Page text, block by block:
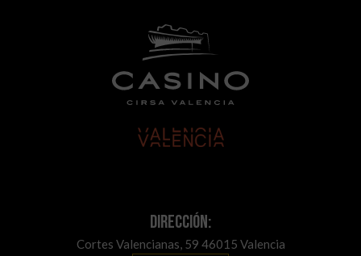
Dirección:
Cortes Valencianas, 59 46015 Valencia